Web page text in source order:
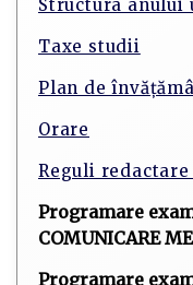
Structura anului
Taxe studii
Plan de
Orare
Reguli
Programare
COMUNICARE
Programare